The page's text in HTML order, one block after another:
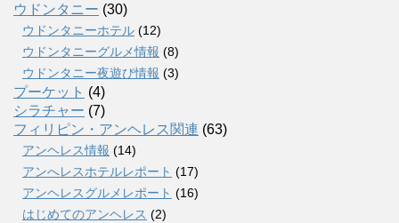
ウドンタニー (30)
ウドンタニーホテル (12)
ウドンタニーグルメ情報 (8)
ウドンタニー夜遊び情報 (3)
プーケット (4)
シラチャー (7)
フィリピン・アンヘレス関連 (63)
アンヘレス情報 (14)
アンへレスホテルレポート (17)
アンヘレスグルメレポート (16)
はじめてのアンヘレス (2)